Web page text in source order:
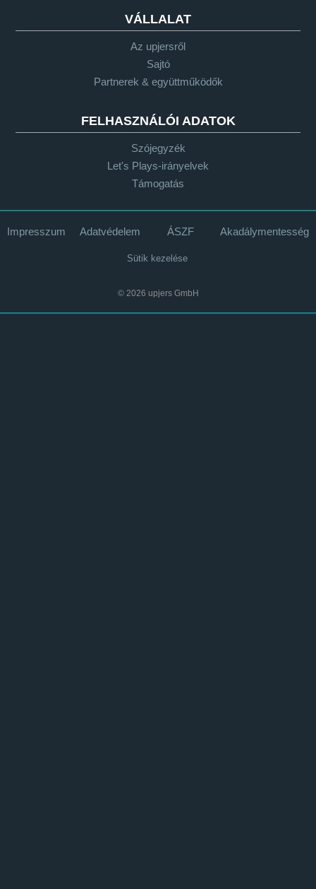
VÁLLALAT
Az upjersről
Sajtó
Partnerek & együttműködők
FELHASZNÁLÓI ADATOK
Szójegyzék
Let's Plays-irányelvek
Támogatás
Impresszum Adatvédelem ÁSZF Akadálymentesség
Sütik kezelése
© 2026 upjers GmbH